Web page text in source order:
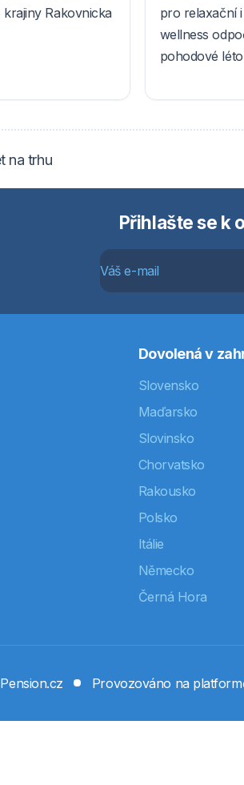
Rakovnicka
pro relaxační
wellness
pohodové
na trhu
Přihlašte se k
Dovolená v
Slovensko
Maďarsko
Slovinsko
Chorvatsko
Rakousko
Polsko
Itálie
Německo
Černá Hora
Provozováno na